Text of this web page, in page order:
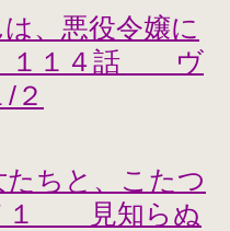
、悪役令嬢に
１１４話 ヴ
２
ちと、こたつ
１ 見知らぬ